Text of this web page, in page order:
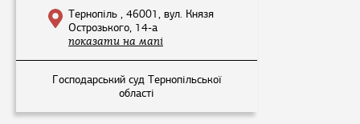
Тернопіль , 46001, вул. Князя
Острозького, 14-а
показати на мапі
Господарський суд Тернопільської
області